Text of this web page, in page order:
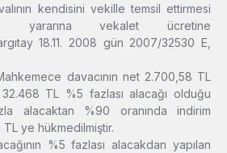
kendisini vekille temsil ettirmesi
yararına vekalet ücretine
18.11. 2008 gün 2007/32530 E,
davacının net 2.700,58 TL
TL %5 fazlası alacağı olduğu
alacaktan %90 oranında indirim
ye hükmedilmiştir.
%5 fazlası alacakdan yapılan